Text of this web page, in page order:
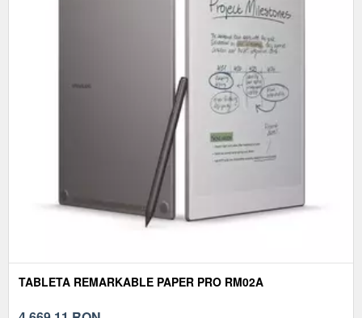
TABLETA REMARKABLE PAPER PRO RM02A